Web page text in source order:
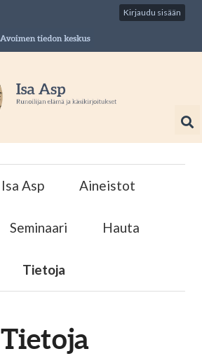
Kirjaudu sisään
Isa Asp Aineistot
Seminaari Hauta
Tietoja
Tietoja